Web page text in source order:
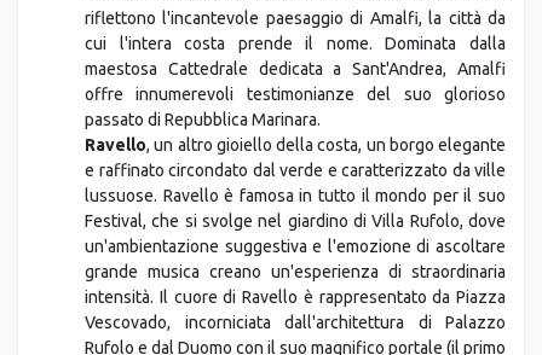
affacciato sul mare con tutti i suoi straordinari colori che
riflettono l'incantevole paesaggio di Amalfi, la città da
cui l'intera costa prende il nome. Dominata dalla
maestosa Cattedrale dedicata a Sant'Andrea, Amalfi
offre innumerevoli testimonianze del suo glorioso
passato di Repubblica Marinara.
Ravello, un altro gioiello della costa, un borgo elegante
e raffinato circondato dal verde e caratterizzato da ville
lussuose. Ravello è famosa in tutto il mondo per il suo
Festival, che si svolge nel giardino di Villa Rufolo, dove
un'ambientazione suggestiva e l'emozione di ascoltare
grande musica creano un'esperienza di straordinaria
intensità. Il cuore di Ravello è rappresentato da Piazza
Vescovado, incorniciata dall'architettura di Palazzo